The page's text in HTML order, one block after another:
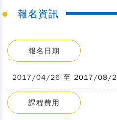
報名資訊
報名日期
2017/04/26 至 2017/08/
課程費用